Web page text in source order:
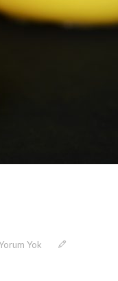
Yok